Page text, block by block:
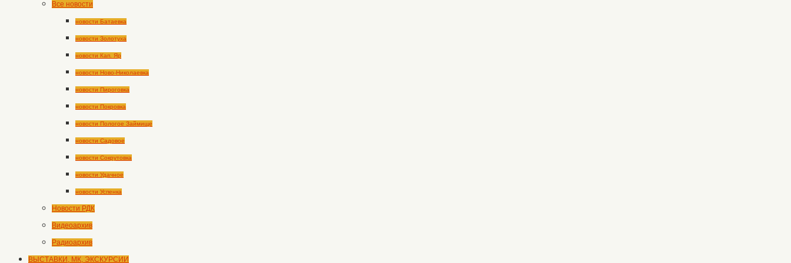
Все новости
новости Батаевка
новости Золотуха
новости Кап. Яр
новости Ново-Николаевка
новости Пироговка
новости Покровка
новости Пологое Займище
новости Садовое
новости Сокрутовка
новости Удачное
новости Успенка
Новости РДК
Видеоархив
Радиоархив
ВЫСТАВКИ, МК, ЭКСКУРСИИ